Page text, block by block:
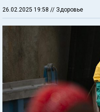
26.02.2025 19:58 // Здоровье